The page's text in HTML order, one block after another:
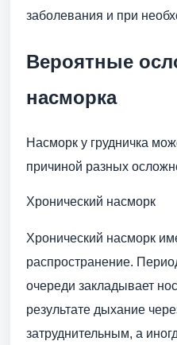
заболевания и при
Вероятные
насморка
Насморк у грудничка
причиной разных
Хронический насморк
Хронический насморк
распространение.
очереди закладывает
результате дыхание
затруднительным, а